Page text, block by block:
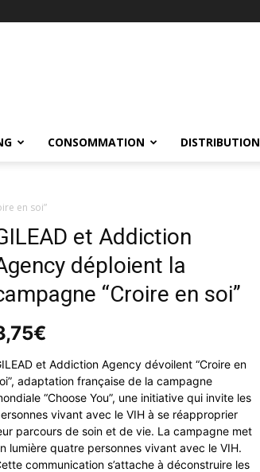
CONSOMMATION DISTRIBUTION
en soi”
et Addiction
déploient la
“Croire en soi”
€
et Addiction Agency dévoilent “Croire en
adaptation française de la campagne
“Choose You”, une initiative qui invite les
vivant avec le VIH à se réapproprier
parcours de soin et de vie. La campagne met
lumière quatre personnes vivant avec le VIH.
communication s’attache à déconstruire les